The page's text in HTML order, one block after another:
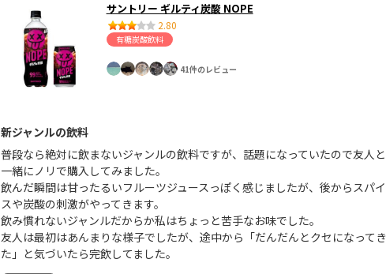
サントリー ギルティ炭酸 NOPE
2.80
有糖炭酸飲料
41件のレビュー
新ジャンルの飲料
普段なら絶対に飲まないジャンルの飲料ですが、話題になっていたので友人と
一緒にノリで購入してみました。
飲んだ瞬間は甘ったるいフルーツジュースっぽく感じましたが、後からスパイ
スや炭酸の刺激がやってきます。
飲み慣れないジャンルだからか私はちょっと苦手なお味でした。
友人は最初はあんまりな様子でしたが、途中から「だんだんとクセになってき
た」と気づいたら完飲してました。